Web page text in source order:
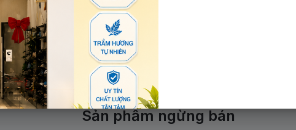
Sản phẩm ngừng bán